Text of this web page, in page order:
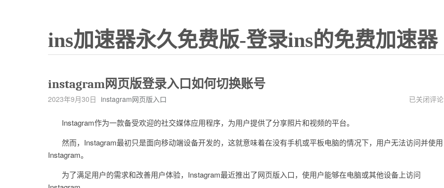
ins加速器永久免费版-登录ins的免费加速器
instagram网页版登录入口如何切换账号
2023年9月30日 instagram网页版入口
instagram
录
入
何
切
已关闭评论
Instagram作为一款备受欢迎的社交媒体应用程序，为用户提供了分享照片和视频的平台。
然而，Instagram最初只是面向移动端设备开发的，这就意味着在没有手机或平板电脑的情况下，用户无法访问并使用
Instagram。
为了满足用户的需求和改善用户体验，Instagram最近推出了网页版入口，使用户能够在电脑或其他设备上访问